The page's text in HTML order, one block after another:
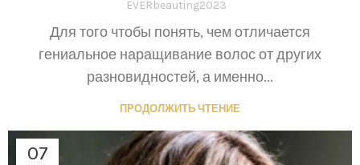
EVERbeauting2023
Для того чтобы понять, чем отличается
гениальное наращивание волос от других
разновидностей, а именно...
ПРОДОЛЖИТЬ ЧТЕНИЕ
07